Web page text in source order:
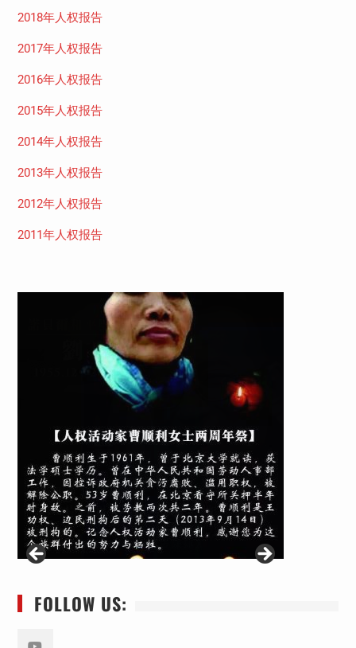
2018年人权报告
2017年人权报告
2016年人权报告
2015年人权报告
2014年人权报告
2013年人权报告
2012年人权报告
2011年人权报告
FOLLOW US: